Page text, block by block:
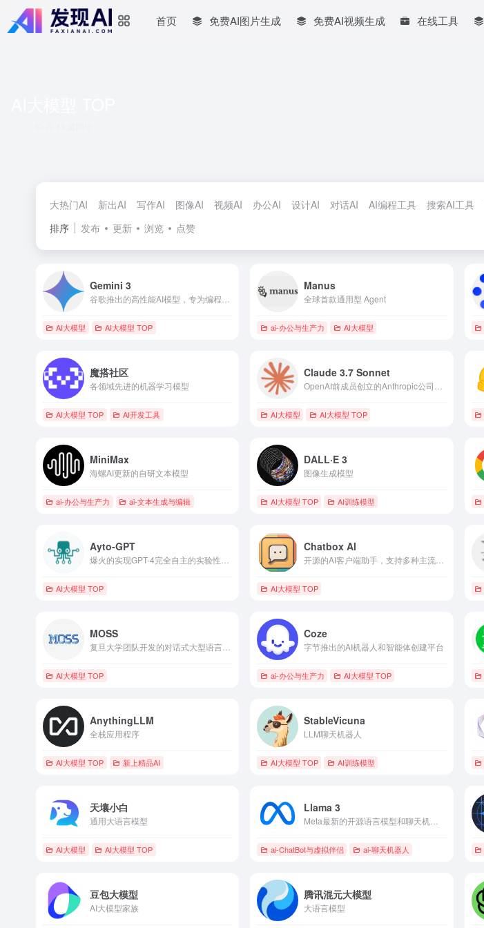
首页 免费AI图片生成 免费AI视频生成 在线工具
大热门AI 新出AI 写作AI 图像AI 视频AI 办公AI 设计AI 对话AI AI编程工具 搜索AI工具
排序
发布 更新 浏览 点赞
Gemini 3
AI大模型 AI大模型 TOP
Manus
全球首款通用型 Agent
ai-办公与生产力 AI大模型
魔搭社区
各领域先进的机器学习模型
AI大模型 TOP AI开发工具
Claude 3.7 Sonnet
AI大模型 AI大模型 TOP
MiniMax
海螺AI更新的自研文本模型
ai-办公与生产力 ai-文本生成与编辑
DALL·E 3
图像生成模型
AI大模型 TOP AI训练模型
Ayto-GPT
AI大模型 TOP
Chatbox Al
AI大模型 TOP
MOSS
AI大模型 TOP
Coze
字节推出的AI机器人和智能体创建平台
ai-办公与生产力 AI大模型 TOP
AnythingLLM
全栈应用程序
AI大模型 TOP 新上精品AI
StableVicuna
LLM聊天机器人
AI大模型 TOP AI训练模型
天壤小白
通用大语言模型
AI大模型 AI大模型 TOP
Llama 3
ai-ChatBot与虚拟伴侣 ai-聊天机器人
豆包大模型
AI大模型家族
腾讯混元大模型
大语言模型